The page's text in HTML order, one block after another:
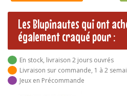
Les Blupinautes qui ont
également craqué pour :
En stock, livraison 2 jours ouvrés
Livraison sur commande, 1 à 2
Jeux en Précommande